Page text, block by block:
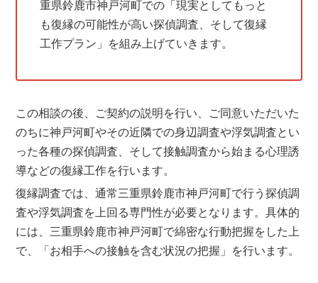
重県鈴鹿市神戸河町での「現実としてもっと
も復縁の可能性が高い探偵調査、そして復縁
工作プラン」を組み上げていきます。
この相談の後、ご契約の説明を行い、ご同意いただいた
のちに神戸河町やその近隣での身辺調査や浮気調査とい
った各種の探偵調査、そして接触調査から始まる心理誘
導などの復縁工作を行います。
復縁調査では、通常三重県鈴鹿市神戸河町で行う探偵調
査や浮気調査を上回る専門性が必要となります。具体的
には、三重県鈴鹿市神戸河町で綿密な行動把握をした上
で、「お相手への接触を含む状況の把握」を行います。